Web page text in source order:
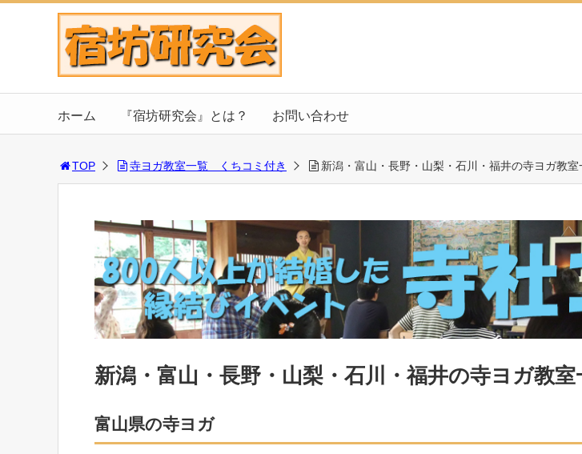
ホーム 『宿坊研究会』とは？ お問い合わせ
TOP 寺ヨガ教室一覧 くちコミ付き 新潟・富山・長野・山梨・石川・福井の寺ヨガ教室
新潟・富山・長野・山梨・石川・福井の寺ヨガ教室
富山県の寺ヨガ